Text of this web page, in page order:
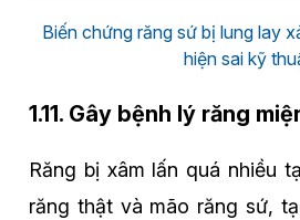
Biến chứng răng sứ bị lung lay
hiện sai kỹ
1.11. Gây bệnh lý răng
Răng bị xâm lấn quá nhiều
răng thật và mão răng sứ,